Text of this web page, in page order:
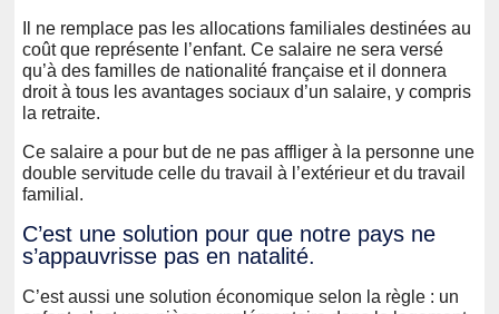
Il ne remplace pas les allocations familiales destinées au
coût que représente l’enfant. Ce salaire ne sera versé
qu’à des familles de nationalité française et il donnera
droit à tous les avantages sociaux d’un salaire, y compris
la retraite.
Ce salaire a pour but de ne pas affliger à la personne une
double servitude celle du travail à l’extérieur et du travail
familial.
C’est une solution pour que notre pays ne
s’appauvrisse pas en natalité.
C’est aussi une solution économique selon la règle : un